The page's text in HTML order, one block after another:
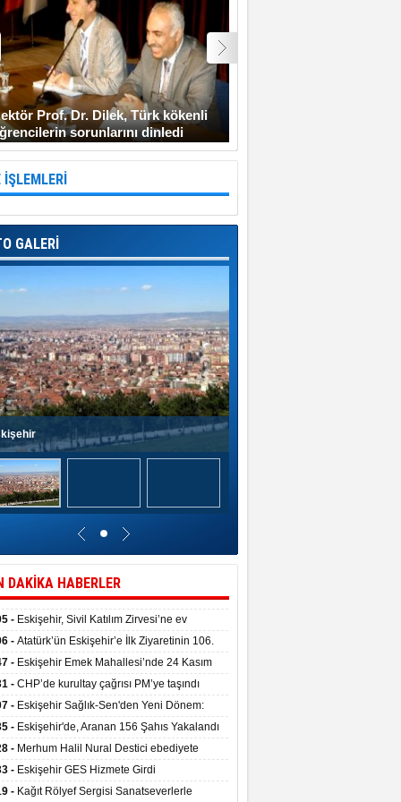
Prof. Dr. Dilek, Türk kökenli
sorunlarını dinledi
İŞLEMLERİ
GALERİ
DAKİKA HABERLER
- Eskişehir, Sivil Katılım Zirvesi’ne ev
yaptı.
- Atatürk’ün Eskişehir’e İlk Ziyaretinin 106.
Kutlandı
- Eskişehir Emek Mahallesi’nde 24 Kasım
törenle hizmete girdi
- CHP’de kurultay çağrısı PM’ye taşındı
- Eskişehir Sağlık-Sen'den Yeni Dönem:
Teslim Alındı
- Eskişehir'de, Aranan 156 Şahıs Yakalandı
- Merhum Halil Nural Destici ebediyete
- Eskişehir GES Hizmete Girdi
- Kağıt Rölyef Sergisi Sanatseverlerle